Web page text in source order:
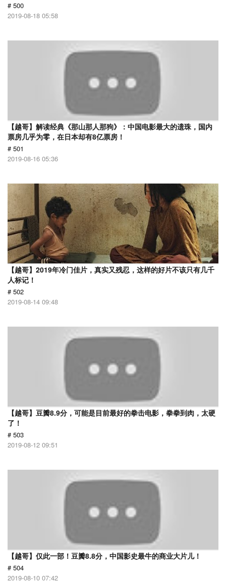
# 500
2019-08-18 05:58
【越哥】解读经典《那山那人那狗》：中国电影最大的遗珠，国内
票房几乎为零，在日本却有8亿票房！
# 501
2019-08-16 05:36
【越哥】2019年冷门佳片，真实又残忍，这样的好片不该只有几千
人标记！
# 502
2019-08-14 09:48
【越哥】豆瓣8.9分，可能是目前最好的拳击电影，拳拳到肉，太硬
了！
# 503
2019-08-12 09:51
【越哥】仅此一部！豆瓣8.8分，中国影史最牛的商业大片儿！
# 504
2019-08-10 07:42